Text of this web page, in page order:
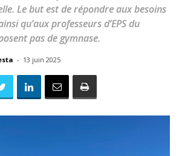
Le but est de répondre aux besoins
qu’aux professeurs d’EPS du
pas de gymnase.
- 13 juin 2025